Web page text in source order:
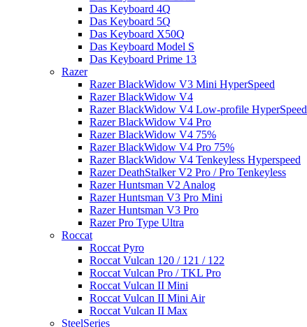
Das Keyboard 4Q
Das Keyboard 5Q
Das Keyboard X50Q
Das Keyboard Model S
Das Keyboard Prime 13
Razer
Razer BlackWidow V3 Mini HyperSpeed
Razer BlackWidow V4
Razer BlackWidow V4 Low-profile HyperSpeed
Razer BlackWidow V4 Pro
Razer BlackWidow V4 75%
Razer BlackWidow V4 Pro 75%
Razer BlackWidow V4 Tenkeyless Hyperspeed
Razer DeathStalker V2 Pro / Pro Tenkeyless
Razer Huntsman V2 Analog
Razer Huntsman V3 Pro Mini
Razer Huntsman V3 Pro
Razer Pro Type Ultra
Roccat
Roccat Pyro
Roccat Vulcan 120 / 121 / 122
Roccat Vulcan Pro / TKL Pro
Roccat Vulcan II Mini
Roccat Vulcan II Mini Air
Roccat Vulcan II Max
SteelSeries